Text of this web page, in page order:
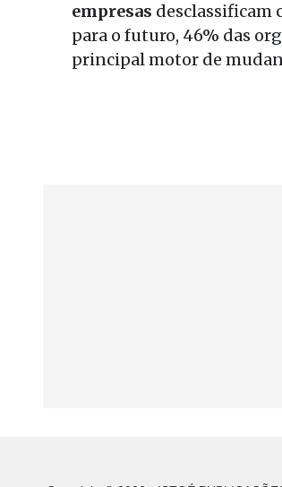
empresas desclassificam
para o futuro, 46% das
principal motor de